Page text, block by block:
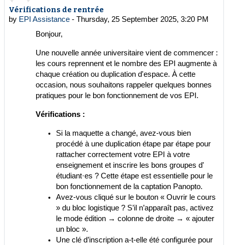
Vérifications de rentrée
by EPI Assistance - Thursday, 25 September 2025, 3:20 PM
Bonjour,
Une nouvelle année universitaire vient de commencer :
les cours reprennent et le nombre des EPI augmente à
chaque création ou duplication d'espace. À cette
occasion, nous souhaitons rappeler quelques bonnes
pratiques pour le bon fonctionnement de vos EPI.
Vérifications :
Si la maquette a changé, avez-vous bien
procédé à une duplication étape par étape pour
rattacher correctement votre EPI à votre
enseignement et inscrire les bons groupes d'
étudiant·es ? Cette étape est essentielle pour le
bon fonctionnement de la captation Panopto.
Avez-vous cliqué sur le bouton « Ouvrir le cours
» du bloc logistique ? S’il n’apparaît pas, activez
le mode édition → colonne de droite → « ajouter
un bloc ».
Une clé d’inscription a-t-elle été configurée pour